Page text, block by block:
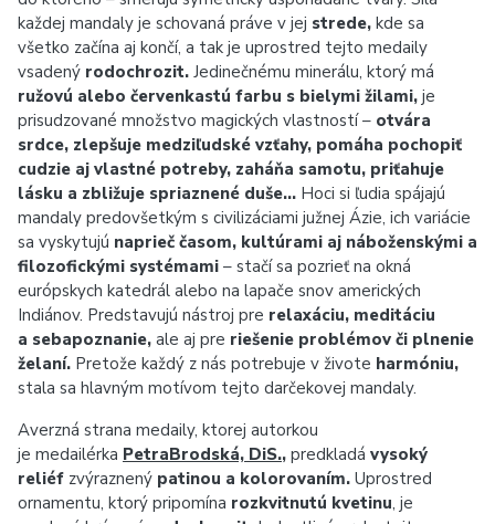
každej mandaly je schovaná práve v jej strede, kde sa
všetko začína aj končí, a tak je uprostred tejto medaily
vsadený rodochrozit. Jedinečnému minerálu, ktorý má
ružovú alebo červenkastú farbu s bielymi žilami, je
prisudzované množstvo magických vlastností – otvára
srdce, zlepšuje medziľudské vzťahy, pomáha pochopiť
cudzie aj vlastné potreby, zaháňa samotu, priťahuje
lásku a zbližuje spriaznené duše… Hoci si ľudia spájajú
mandaly predovšetkým s civilizáciami južnej Ázie, ich variácie
sa vyskytujú naprieč časom, kultúrami aj náboženskými a
filozofickými systémami – stačí sa pozrieť na okná
európskych katedrál alebo na lapače snov amerických
Indiánov. Predstavujú nástroj pre relaxáciu, meditáciu
a sebapoznanie, ale aj pre riešenie problémov či plnenie
želaní. Pretože každý z nás potrebuje v živote harmóniu,
stala sa hlavným motívom tejto darčekovej mandaly.
Averzná strana medaily, ktorej autorkou
je medailérka PetraBrodská, DiS., predkladá vysoký
reliéf zvýraznený patinou a kolorovaním. Uprostred
ornamentu, ktorý pripomína rozkvitnutú kvetinu, je